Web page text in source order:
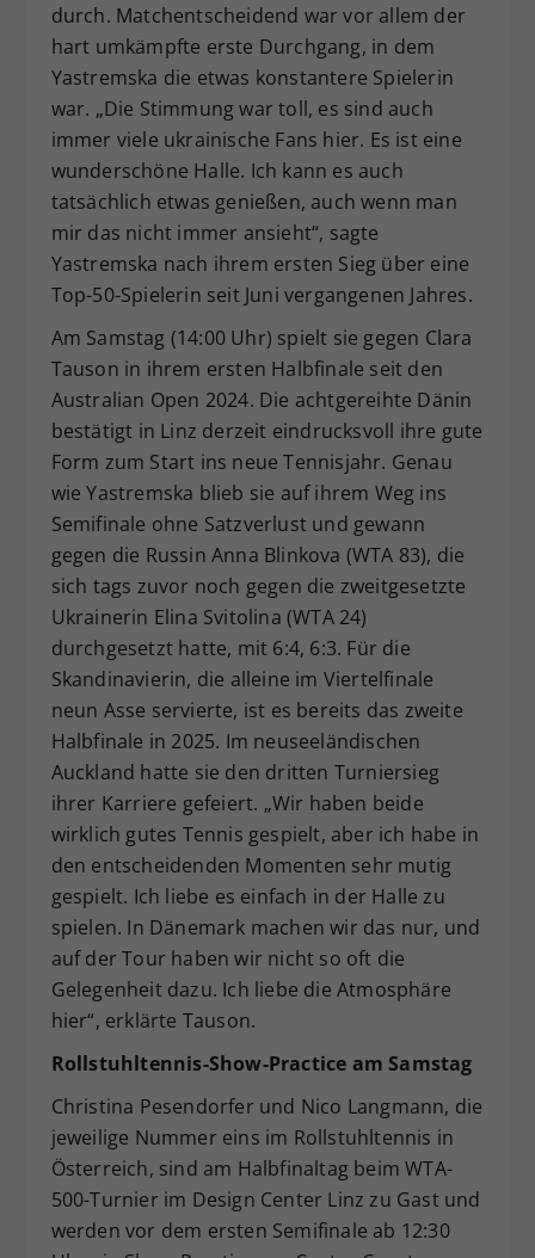
durch. Matchentscheidend war vor allem der
hart umkämpfte erste Durchgang, in dem
Yastremska die etwas konstantere Spielerin
war. „Die Stimmung war toll, es sind auch
immer viele ukrainische Fans hier. Es ist eine
wunderschöne Halle. Ich kann es auch
tatsächlich etwas genießen, auch wenn man
mir das nicht immer ansieht“, sagte
Yastremska nach ihrem ersten Sieg über eine
Top-50-Spielerin seit Juni vergangenen Jahres.
Am Samstag (14:00 Uhr) spielt sie gegen Clara
Tauson in ihrem ersten Halbfinale seit den
Australian Open 2024. Die achtgereihte Dänin
bestätigt in Linz derzeit eindrucksvoll ihre gute
Form zum Start ins neue Tennisjahr. Genau
wie Yastremska blieb sie auf ihrem Weg ins
Semifinale ohne Satzverlust und gewann
gegen die Russin Anna Blinkova (WTA 83), die
sich tags zuvor noch gegen die zweitgesetzte
Ukrainerin Elina Svitolina (WTA 24)
durchgesetzt hatte, mit 6:4, 6:3. Für die
Skandinavierin, die alleine im Viertelfinale
neun Asse servierte, ist es bereits das zweite
Halbfinale in 2025. Im neuseeländischen
Auckland hatte sie den dritten Turniersieg
ihrer Karriere gefeiert. „Wir haben beide
wirklich gutes Tennis gespielt, aber ich habe in
den entscheidenden Momenten sehr mutig
gespielt. Ich liebe es einfach in der Halle zu
spielen. In Dänemark machen wir das nur, und
auf der Tour haben wir nicht so oft die
Gelegenheit dazu. Ich liebe die Atmosphäre
hier“, erklärte Tauson.
Rollstuhltennis-Show-Practice am Samstag
Christina Pesendorfer und Nico Langmann, die
jeweilige Nummer eins im Rollstuhltennis in
Österreich, sind am Halbfinaltag beim WTA-
500-Turnier im Design Center Linz zu Gast und
werden vor dem ersten Semifinale ab 12:30